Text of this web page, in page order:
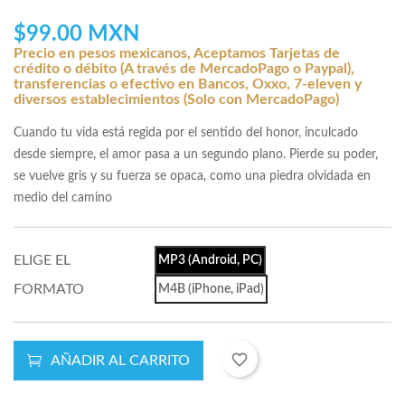
$99.00 MXN
Precio en pesos mexicanos, Aceptamos Tarjetas de
crédito o débito (A través de MercadoPago o Paypal),
transferencias o efectivo en Bancos, Oxxo, 7-eleven y
diversos establecimientos (Solo con MercadoPago)
Cuando tu vida está regida por el sentido del honor, inculcado
desde siempre, el amor pasa a un segundo plano. Pierde su poder,
se vuelve gris y su fuerza se opaca, como una piedra olvidada en
medio del camino
ELIGE EL
FORMATO
MP3 (Android, PC)
M4B (iPhone, iPad)
AÑADIR AL CARRITO favorite_border